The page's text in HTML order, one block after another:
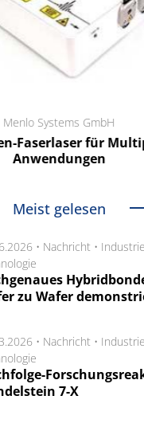
Menlo Systems GmbH
Faserlaser für
Anwendungen
Meist gelesen
• Nachricht •
zu Wafer
• Nachricht •
7-X